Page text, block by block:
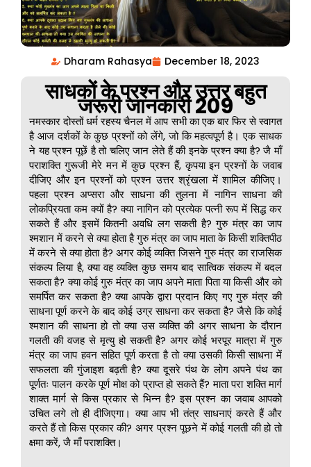
Dharam Rahasya December 18, 2023
साधकों के प्रश्न और उत्तर बहुत
जरूरी जानकारी 209
नमस्कार दोस्तों धर्म रहस्य चैनल में आप सभी का एक बार फिर से स्वागत
है आज दर्शकों के कुछ प्रश्नों को लेंगे, जो कि महत्वपूर्ण है। एक साधक
ने यह प्रश्न पूछें है तो चलिए जान लेते हैं की इनके प्रश्न क्या है? जै माँ
पराशक्ति गुरूजी मेरे मन में कुछ प्रश्न हैं, कृपया इन प्रश्नों के जवाब
दीजिए और इन प्रश्नों को प्रश्न उत्तर श्रृंखला में शामिल कीजिए।
पहला प्रश्न अप्सरा और साधना की तुलना में नागिन साधना की
लोकप्रियता कम क्यों है? क्या नागिन को प्रत्येक पत्नी रूप में सिद्ध कर
सकते हैं और इसमें कितनी अवधि लग सकती है? गुरु मंत्र का जाप
श्मशान में करने से क्या होता है गुरु मंत्र का जाप माता के किसी शक्तिपीठ
में करने से क्या होता है? अगर कोई व्यक्ति जिसने गुरु मंत्र का राजसिक
संकल्प लिया है, क्या वह व्यक्ति कुछ समय बाद सात्विक संकल्प में बदल
सकता है? क्या कोई गुरु मंत्र का जाप अपने माता पिता या किसी और को
समर्पित कर सकता है? क्या आपके द्वारा प्रदान किए गए गुरु मंत्र की
साधना पूर्ण करने के बाद कोई उग्र साधना कर सकता है? जैसे कि कोई
श्मशान की साधना हो तो क्या उस व्यक्ति की अगर साधना के दौरान
गलती की वजह से मृत्यु हो सकती है? अगर कोई भरपूर मात्रा में गुरु
मंत्र का जाप हवन सहित पूर्ण करता है तो क्या उसकी किसी साधना में
सफलता की गुंजाइश बढ़ती है? क्या दूसरे पंथ के लोग अपने पंथ का
पूर्णतः पालन करके पूर्ण मोक्ष को प्राप्त हो सकते हैं? माता परा शक्ति मार्ग
शाक्त मार्ग से किस प्रकार से भिन्न है? इस प्रश्न का जवाब आपको
उचित लगे तो ही दीजिएगा। क्या आप भी तंत्र साधनाएं करते हैं और
करते हैं तो किस प्रकार की? अगर प्रश्न पूछने में कोई गलती की हो तो
क्षमा करें, जै माँ पराशक्ति।